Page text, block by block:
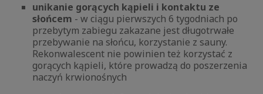
unikanie gorących kąpieli i kontaktu ze
słońcem - w ciągu pierwszych 6 tygodniach po
przebytym zabiegu zakazane jest długotrwałe
przebywanie na słońcu, korzystanie z sauny.
Rekonwalescent nie powinien też korzystać z
gorących kąpieli, które prowadzą do poszerzenia
naczyń krwionośnych